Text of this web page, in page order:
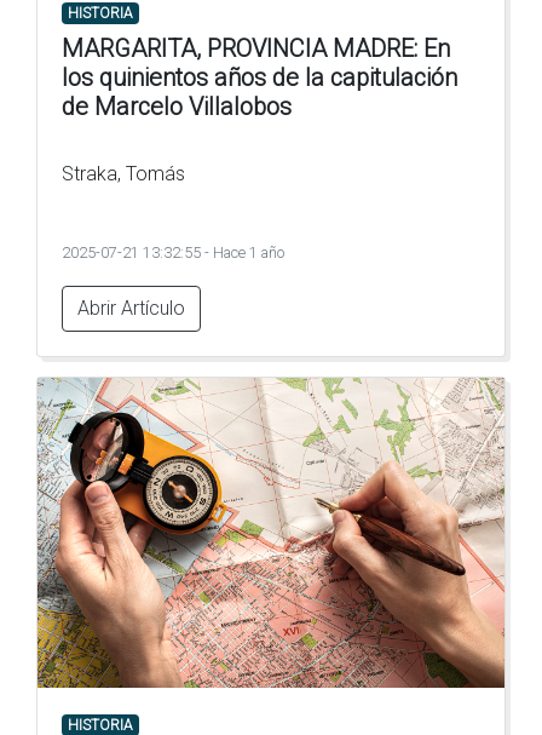
HISTORIA
MARGARITA, PROVINCIA MADRE: En
los quinientos años de la capitulación
de Marcelo Villalobos
Straka, Tomás
2025-07-21 13:32:55 - Hace 1 año
Abrir Artículo
HISTORIA